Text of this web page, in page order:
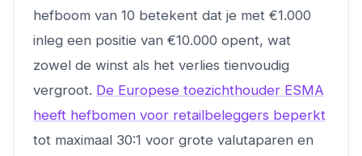
hefboom van 10 betekent dat je met €1.000
inleg een positie van €10.000 opent, wat
zowel de winst als het verlies tienvoudig
vergroot. De Europese toezichthouder ESMA
heeft hefbomen voor retailbeleggers beperkt
tot maximaal 30:1 voor grote valutaparen en